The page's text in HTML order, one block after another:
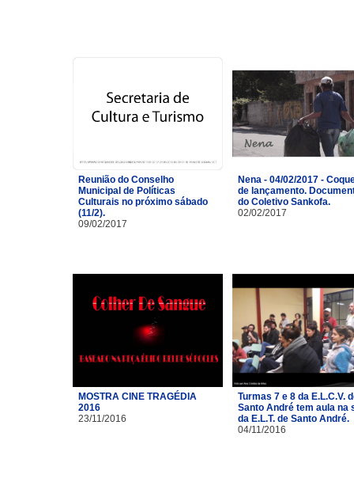
Reunião do Conselho
Municipal de Políticas
Culturais no próximo sábado
(11/2).
09/02/2017
Nena - 04/02/2017 -
de lançamento.
do Coletivo Sankofa.
02/02/2017
MOSTRA CINE TRAGÉDIA
2016
23/11/2016
Turmas 7 e 8 da E.L.C.V.
Santo André tem aula na
da E.L.T. de Santo André.
04/11/2016